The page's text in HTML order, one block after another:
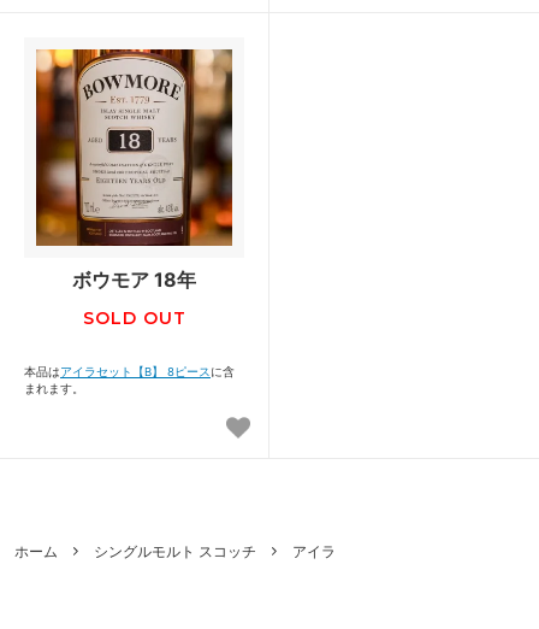
ボウモア 18年
SOLD OUT
本品はアイラセット【B】 8ピース に含
まれます。
ホーム シングルモルト スコッチ アイラ